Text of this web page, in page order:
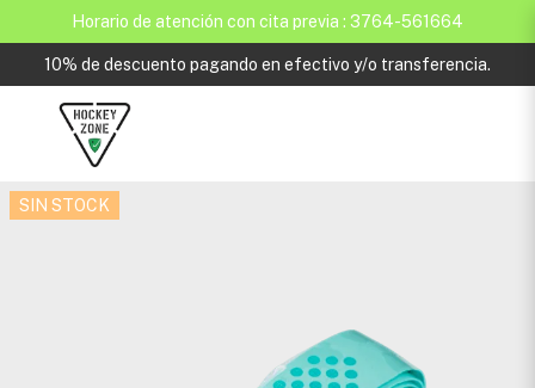
Horario de atención con cita previa : 3764-561664
10% de descuento pagando en efectivo y/o transferencia.
SIN STOCK